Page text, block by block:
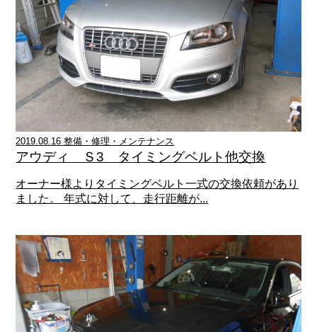
2019.08.16 整備・修理・メンテナンス
アウディ Ｓ3 タイミングベルト他交換
オーナー様よりタイミングベルト一式の交換依頼があり
ました。 年式に対して、走行距離が...